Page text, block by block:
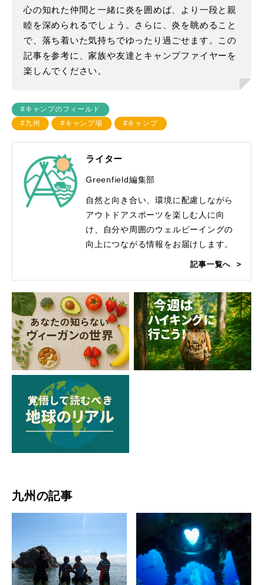
心の知れた仲間と一緒に炎を囲めば、より一段と親
睦を深められるでしょう。さらに、炎を眺めること
で、落ち着いた気持ちでゆったり過ごせます。この
記事を参考に、家族や友達とキャンプファイヤーを
楽しんでください。
#キャンプのフィールド
#九州
#キャンプ場 #キャンプ
ライター
Greenfield編集部
自然と向き合い、環境に配慮しながら
アウトドアスポーツを楽しむ人に向
け、自分や周囲のウェルビーイングの
向上につながる情報をお届けします。
記事一覧へ
九州の記事